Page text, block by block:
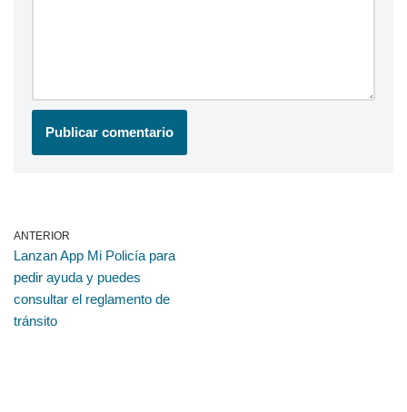
ANTERIOR
Lanzan App Mi Policía para
pedir ayuda y puedes
consultar el reglamento de
tránsito